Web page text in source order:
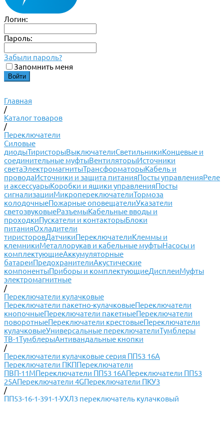
Логин:
Пароль:
Забыли пароль?
Запомнить меня
Главная
/
Каталог товаров
/
Переключатели
Силовые
диодыТиристорыВыключателиСветильникиКонцевые и
соединительные муфтыВентиляторыИсточники
светаЭлектромагнитыТрансформаторыКабель и
проводаИсточники и защита питанияПосты управленияРеле
и аксессуарыКоробки и ящики управленияПосты
сигнализацииМикропереключателиТормоза
колодочныеПожарные оповещателиУказатели
светозвуковыеРазъемыКабельные вводы и
проходкиПускатели и контакторыБлоки
питанияОхладители
тиристоровДатчикиПереключателиКлеммы и
клемникиМеталлорукав и кабельные муфтыНасосы и
комплектующиеАккумуляторные
батареиПредохранителиАкустические
компонентыПриборы и комплектующиеДисплеиМуфты
электромагнитные
/
Переключатели кулачковые
Переключатели пакетно-кулачковыеПереключатели
кнопочныеПереключатели пакетныеПереключатели
поворотныеПереключатели крестовыеПереключатели
кулачковыеУниверсальные переключателиТумблеры
ТВ-1ТумблерыАнтивандальные кнопки
/
Переключатели кулачковые серия ПП53 16А
Переключатели ПКППереключатели
ПВП-11МПереключатели ПП53 16АПереключатели ПП53
25АПереключатели 4GПереключатели ПКУ3
/
ПП53-16-1-391-1-УХЛ3 переключатель кулачковый